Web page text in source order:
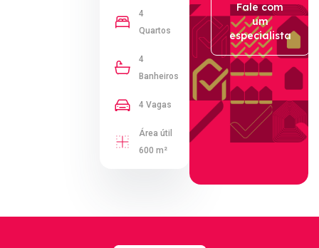
4
Quartos
4
Banheiros
4 Vagas
Área útil
600 m²
Fale com
um
especialista